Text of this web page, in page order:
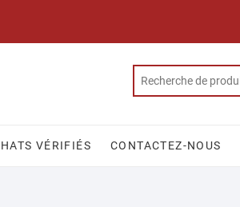
VÉRIFIÉS CONTACTEZ-NOUS